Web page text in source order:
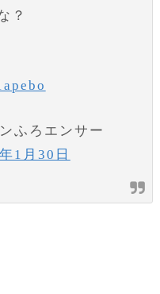
？
ふろエンサー
1月30日